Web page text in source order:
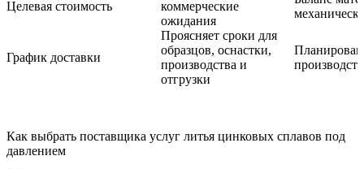
Целевая стоимость
коммерческие
ожидания
График доставки
Проясняет сроки для
образцов, оснастки,
производства и
отгрузки
Как выбрать поставщика услуг литья цинковых сплавов под
давлением